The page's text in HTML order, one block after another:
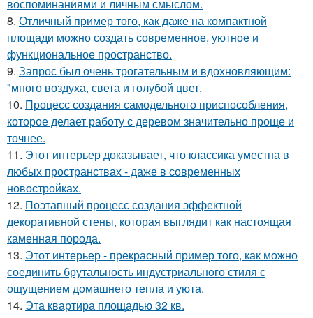
воспоминаниями и личным смыслом.
8. Отличный пример того, как даже на компактной
площади можно создать современное, уютное и
функциональное пространство.
9. Запрос был очень трогательным и вдохновляющим:
"много воздуха, света и голубой цвет.
10. Процесс создания самодельного приспособления,
которое делает работу с деревом значительно проще и
точнее.
11. Этот интерьер доказывает, что классика уместна в
любых пространствах - даже в современных
новостройках.
12. Поэтапный процесс создания эффектной
декоративной стены, которая выглядит как настоящая
каменная порода.
13. Этот интерьер - прекрасный пример того, как можно
соединить брутальность индустриального стиля с
ощущением домашнего тепла и уюта.
14. Эта квартира площадью 32 кв.